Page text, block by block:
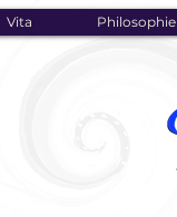
Vita Philosophie